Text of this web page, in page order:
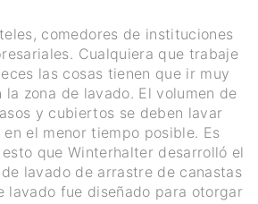
comedores de instituciones
Cualquiera que trabaje
las cosas tienen que ir muy
la zona de lavado. El volumen de
y cubiertos se deben lavar
el menor tiempo posible. Es
que Winterhalter desarrolló el
lavado de arrastre de canastas
lavado fue diseñado para otorgar